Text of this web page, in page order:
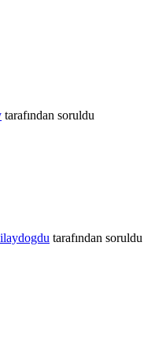
tarafından soruldu
tarafından soruldu